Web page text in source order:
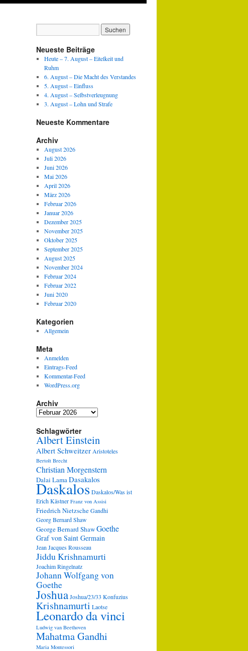
Glaubensvertiefung
Neueste Beiträge
Heute – 7. August – Eitelkeit und
Ruhm
6. August – Die Macht des Verstandes
5. August – Einfluss
4. August – Selbstverleugnung
3. August – Lohn und Strafe
Neueste Kommentare
Archiv
August 2026
Juli 2026
Juni 2026
Mai 2026
April 2026
März 2026
Februar 2026
Januar 2026
Dezember 2025
November 2025
Oktober 2025
September 2025
August 2025
November 2024
Februar 2024
Februar 2022
Juni 2020
Februar 2020
Kategorien
Allgemein
Meta
Anmelden
Eintrags-Feed
Kommentar-Feed
WordPress.org
Archiv
Archiv
Schlagwörter
Albert Einstein
Albert Schweitzer Aristoteles
Bertolt Brecht
Christian Morgenstern
Dalai LamaDasakalos
DaskalosDaskalos/Was ist
Erich Kästner Franz von Assisi
Friedrich NietzscheGandhi
Georg Bernard Shaw
George Bernard ShawGoethe
Graf von Saint Germain
Jean Jacques Rousseau
Jiddu Krishnamurti
Joachim Ringelnatz
Johann Wolfgang von
Goethe
JoshuaJoshua/23/33 Konfuzius
Krishnamurti Laotse
Leonardo da vinci
Ludwig van Beethoven
Mahatma Gandhi
Maria Montessori